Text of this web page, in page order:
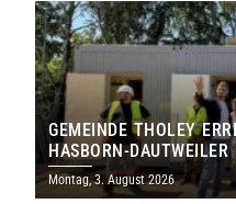
GEMEINDE THOLEY
HASBORN-
MILLIONEN EURO
Montag, 3. August 2026